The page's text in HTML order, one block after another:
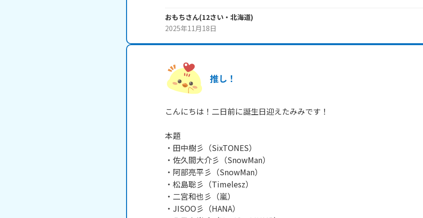
おもちさん(12さい・ 北海道)
2025年11月18日
推し！
こんにちは！二日前に誕生日迎えたみみです！
本題
・田中樹彡（SixTONES）
・佐久間大介彡（SnowMan）
・阿部亮平彡（SnowMan）
・松島聡彡（Timelesz）
・二宮和也彡（嵐）
・JISOO彡（HANA）